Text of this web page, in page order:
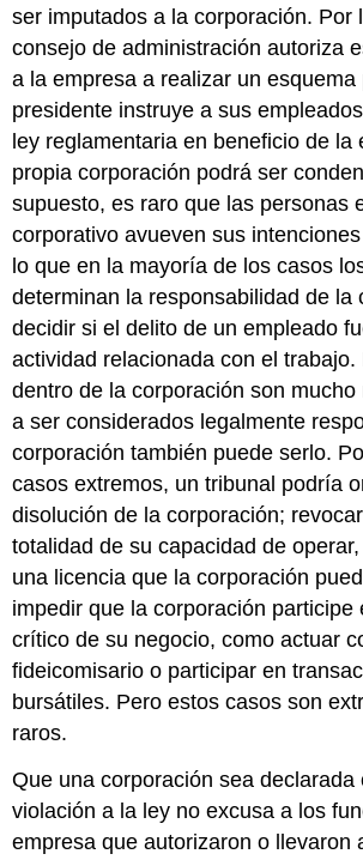
ser imputados a la corporación. Por
consejo de administración autoriza
a la empresa a realizar un esquema
presidente instruye a sus
ley reglamentaria en beneficio de la
propia corporación podrá ser
supuesto, es raro que las personas
corporativo avueven sus
lo que en la mayoría de los casos
determinan la responsabilidad de la
decidir si el delito de un empleado
actividad relacionada con el
dentro de la corporación son
a ser considerados legalmente
corporación también puede serlo.
casos extremos, un tribunal podría
disolución de la corporación;
totalidad de su capacidad de
una licencia que la corporación
impedir que la corporación participe
crítico de su negocio, como actuar
fideicomisario o participar en
bursátiles. Pero estos casos son
raros.
Que una corporación sea declarada
violación a la ley no excusa a los
empresa que autorizaron o llevaron